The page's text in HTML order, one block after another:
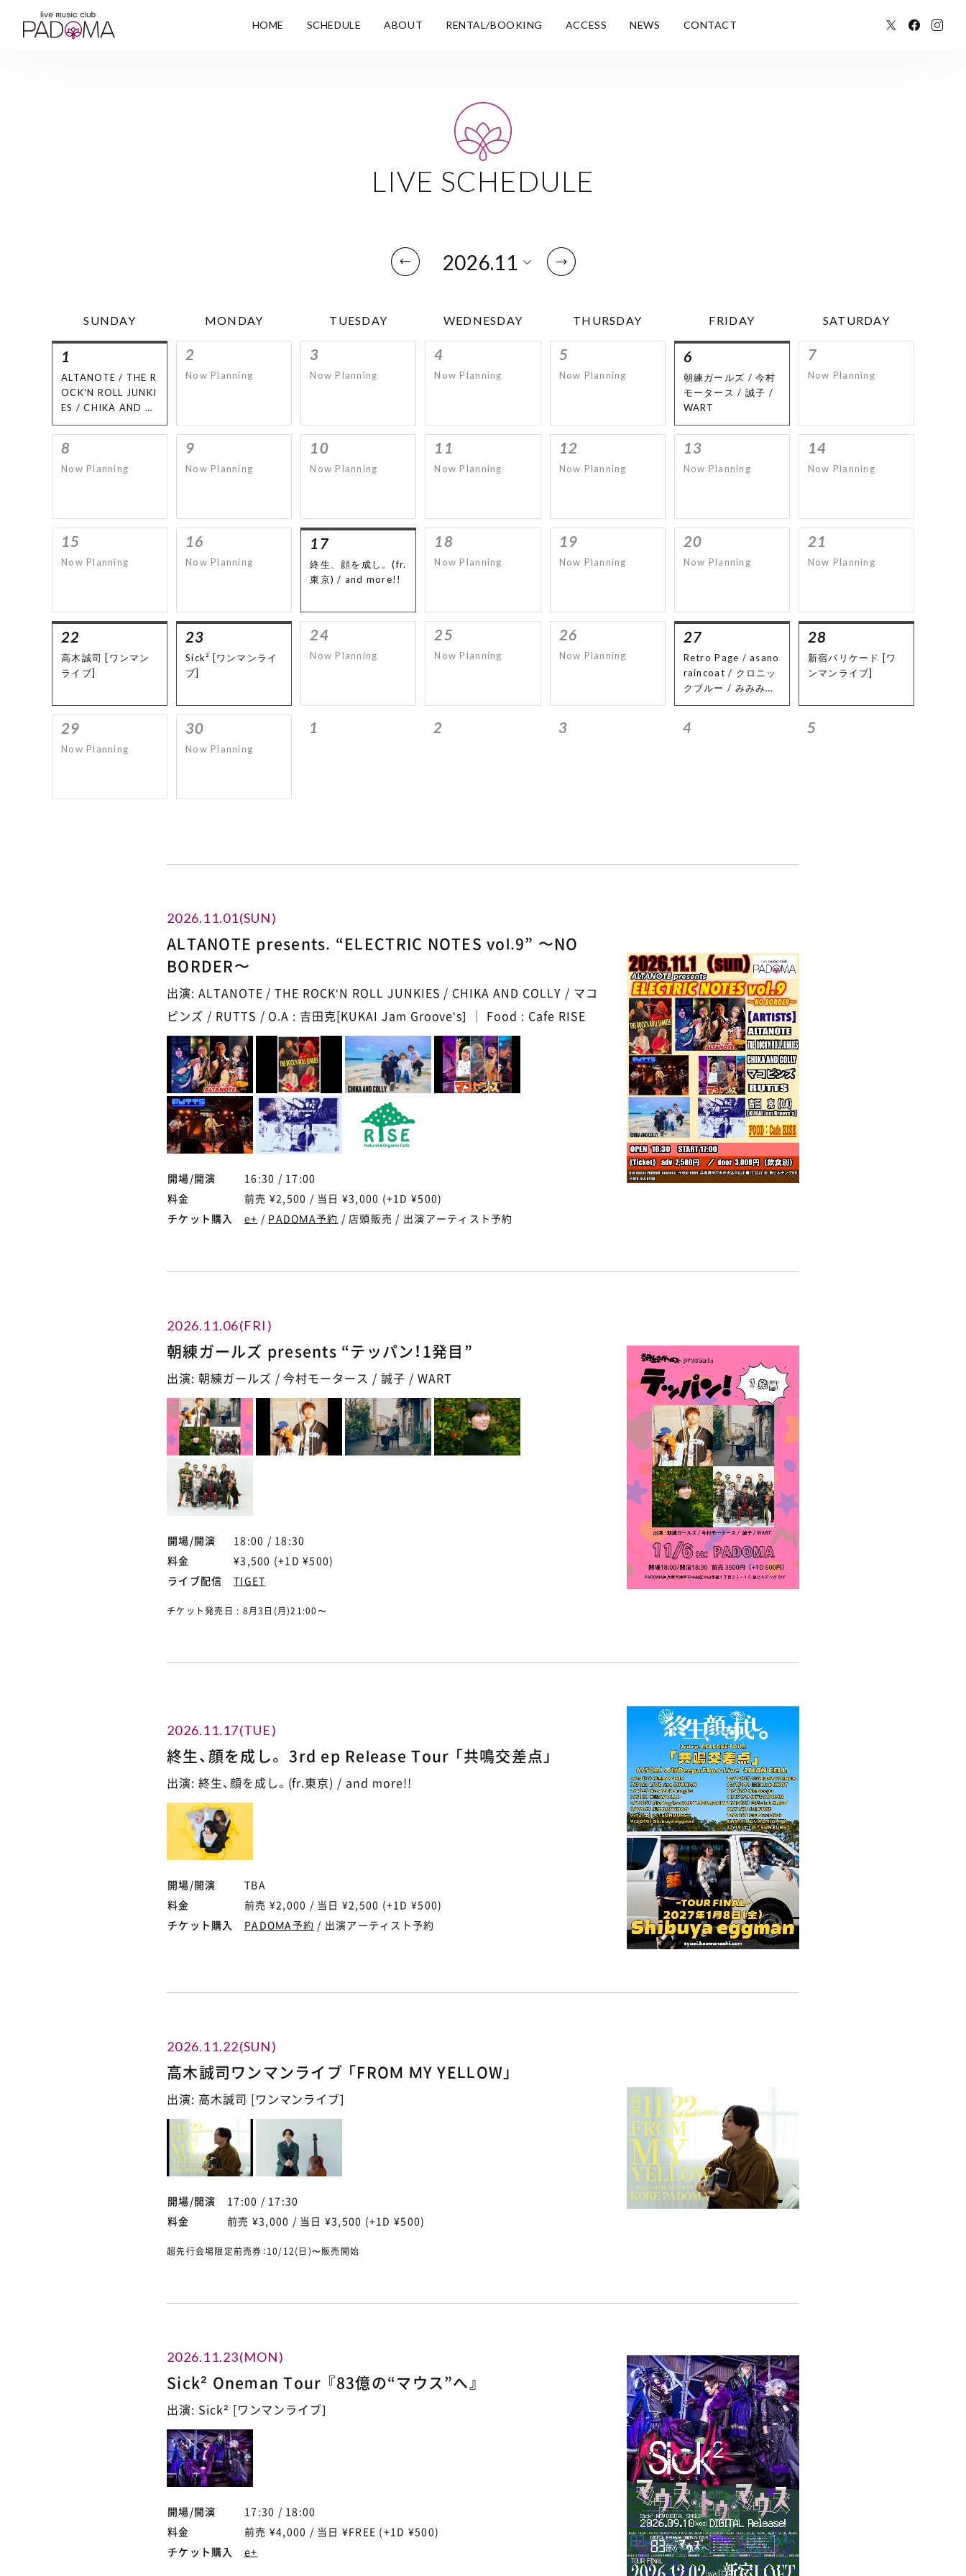
HOME SCHEDULE ABOUT RENTAL/BOOKING ACCESS NEWS CONTACT
LIVE SCHEDULE
SUNDAY MONDAY TUESDAY WEDNESDAY THURSDAY FRIDAY SATURDAY
1
ALTANOTE / THE R
OCK'N ROLL JUNKI
ES / CHIKA AND C
OLLY / マコピンズ /
RUTTS / O.A : 吉田
克[KUKAI Jam Gro
ove's] ｜ Food : Ca
2
Now Planning
3
Now Planning
4
Now Planning
5
Now Planning
6
朝練ガールズ / 今村
モータース / 誠子 /
WART
7
Now Planning
8
Now Planning
9
Now Planning
10
Now Planning
11
Now Planning
12
Now Planning
13
Now Planning
14
Now Planning
15
Now Planning
16
Now Planning
17
終生、顔を成し。(fr.
東京) / and more!!
18
Now Planning
19
Now Planning
20
Now Planning
21
Now Planning
22
高木誠司 [ワンマン
ライブ]
23
Sick² [ワンマンライ
ブ]
24
Now Planning
25
Now Planning
26
Now Planning
27
Retro Page / asano
raincoat / クロニッ
クブルー / みみみ食
堂 / ルトラ / MiYAS
28
新宿バリケード [ワ
ンマンライブ]
29
Now Planning
30
Now Planning
1 2 3 4 5
2026.11.01(SUN)
ALTANOTE presents. “ELECTRIC NOTES vol.9” 〜NO
BORDER〜
出演: ALTANOTE / THE ROCK'N ROLL JUNKIES / CHIKA AND COLLY / マコ
ピンズ / RUTTS / O.A : 吉田克[KUKAI Jam Groove's] ｜ Food : Cafe RISE
開場/開演
16:30 / 17:00
料金
前売 ¥2,500 / 当日 ¥3,000 (+1D ¥500)
チケット購入
e+ / PADOMA予約 / 店頭販売 / 出演アーティスト予約
2026.11.06(FRI)
朝練ガールズ presents “テッパン！1発目”
出演: 朝練ガールズ / 今村モータース / 誠子 / WART
開場/開演
18:00 / 18:30
料金
¥3,500 (+1D ¥500)
ライブ配信
TIGET
チケット発売日 : 8月3日(月)21:00〜
2026.11.17(TUE)
終生、顔を成し。 3rd ep Release Tour 「共鳴交差点」
出演: 終生、顔を成し。(fr.東京) / and more!!
開場/開演
TBA
料金
前売 ¥2,000 / 当日 ¥2,500 (+1D ¥500)
チケット購入
PADOMA予約 / 出演アーティスト予約
2026.11.22(SUN)
高木誠司ワンマンライブ 「FROM MY YELLOW」
出演: 高木誠司 [ワンマンライブ]
開場/開演
17:00 / 17:30
料金
前売 ¥3,000 / 当日 ¥3,500 (+1D ¥500)
超先行会場限定前売券：10/12(日)〜販売開始
2026.11.23(MON)
Sick² Oneman Tour 『83億の“マウス”へ』
出演: Sick² [ワンマンライブ]
開場/開演
17:30 / 18:00
料金
前売 ¥4,000 / 当日 ¥FREE (+1D ¥500)
チケット購入
e+